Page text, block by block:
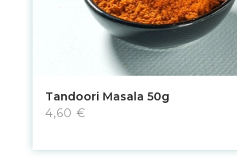
Tandoori Masala 50g
4,60 €